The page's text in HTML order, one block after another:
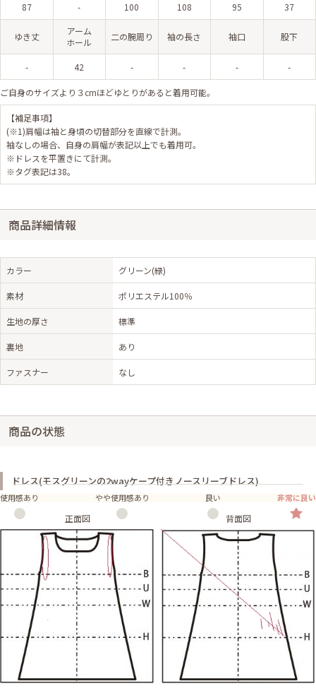
87 - 100 108 95 37
ゆき丈
アーム
ホール
二の腕周り 袖の長さ 袖口 股下
- 42 - - - -
ご自身のサイズより３cmほどゆとりがあると着用可能。
【補足事項】
(※1)肩幅は袖と身頃の切替部分を直線で計測。
袖なしの場合、自身の肩幅が表記以上でも着用可。
※ドレスを平置きにて計測。
※タグ表記は38。
商品詳細情報
カラー グリーン(緑)
素材 ポリエステル100％
生地の厚さ 標準
裏地 あり
ファスナー なし
商品の状態
ドレス(モスグリーンの2wayケープ付きノースリーブドレス)
使用感あり やや使用感あり 良い 非常に良い
正面図 背面図